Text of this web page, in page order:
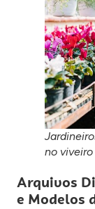
no
Arquivos
e Modelos